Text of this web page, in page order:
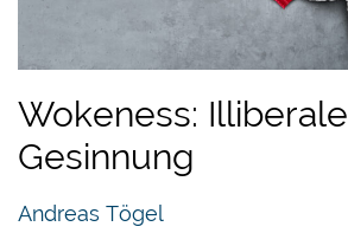
Wokeness: Illiberale
Gesinnung
Andreas Tögel